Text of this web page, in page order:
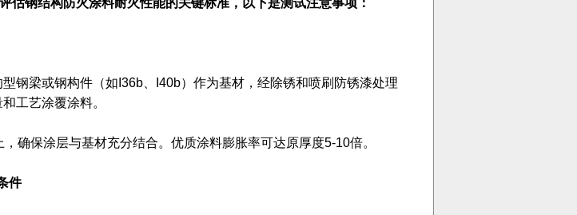
估钢结构防火涂料耐火性能的关键标准，以下是测试注意事项：
钢梁或钢构件（如I36b、I40b）作为基材，经除锈和喷刷防锈漆处理
工艺涂覆涂料。
确保涂层与基材充分结合。优质涂料膨胀率可达原厚度5-10倍。
件